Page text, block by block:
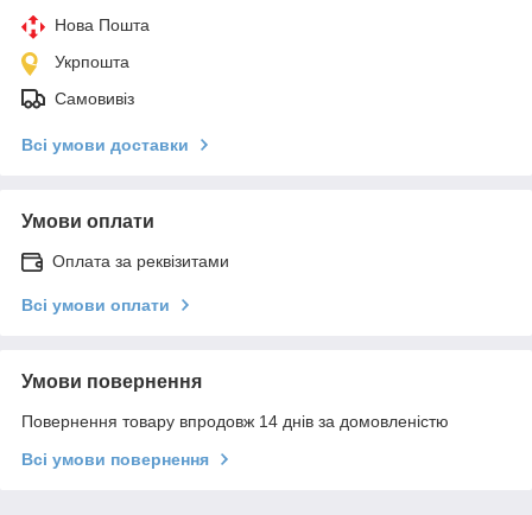
Нова Пошта
Укрпошта
Самовивіз
Всі умови доставки
Умови оплати
Оплата за реквізитами
Всі умови оплати
Умови повернення
Повернення товару впродовж 14 днів за домовленістю
Всі умови повернення